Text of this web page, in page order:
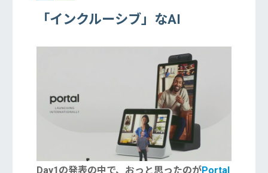
「インクルーシブ」なAI
Day1の発表の中で、おっと思ったのがPortal